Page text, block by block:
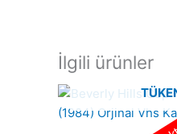
İlgili ürünler